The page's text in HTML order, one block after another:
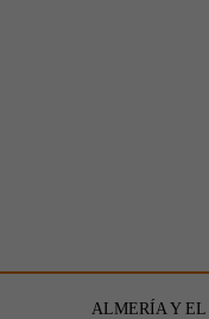
ALMERÍA Y EL